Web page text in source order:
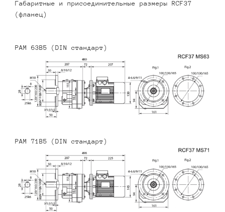
Габаритные и присоединительные размеры RCF37
(фланец)
PAM 63B5 (DIN стандарт)
PAM 71B5 (DIN стандарт)